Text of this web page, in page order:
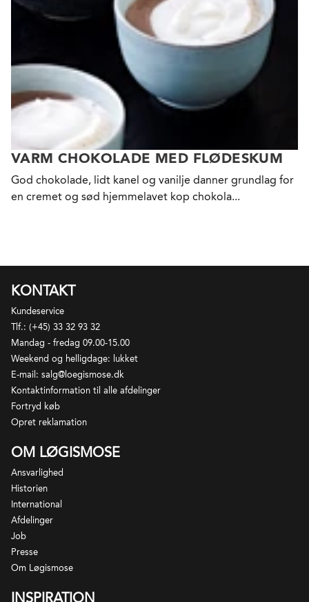
VARM CHOKOLADE MED FLØDESKUM
God chokolade, lidt kanel og vanilje danner grundlag for
en cremet og sød hjemmelavet kop chokola...
KONTAKT
Kundeservice
Tlf.: (+45) 33 32 93 32
Mandag - fredag 09.00-15.00
Weekend og helligdage: lukket
E-mail: salg@loegismose.dk
Kontaktinformation til alle afdelinger
Fortryd køb
Opret reklamation
OM LØGISMOSE
Ansvarlighed
Historien
International
Afdelinger
Job
Presse
Om Løgismose
INSPIRATION